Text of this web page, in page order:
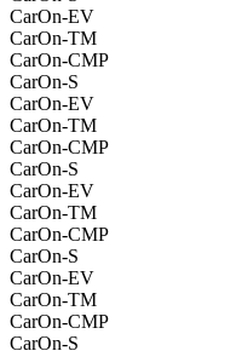
CarOn-EV
CarOn-TM
CarOn-CMP
CarOn-S
CarOn-EV
CarOn-TM
CarOn-CMP
CarOn-S
CarOn-EV
CarOn-TM
CarOn-CMP
CarOn-S
CarOn-EV
CarOn-TM
CarOn-CMP
CarOn-S